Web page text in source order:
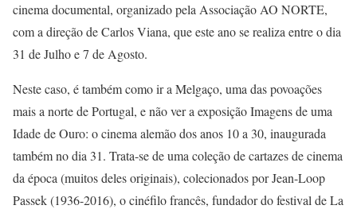
cinema documental, organizado pela Associação AO NORTE,
com a direção de Carlos Viana, que este ano se realiza entre o dia
31 de Julho e 7 de Agosto.
Neste caso, é também como ir a Melgaço, uma das povoações
mais a norte de Portugal, e não ver a exposição Imagens de uma
Idade de Ouro: o cinema alemão dos anos 10 a 30, inaugurada
também no dia 31. Trata-se de uma coleção de cartazes de cinema
da época (muitos deles originais), colecionados por Jean-Loop
Passek (1936-2016), o cinéfilo francês, fundador do festival de La